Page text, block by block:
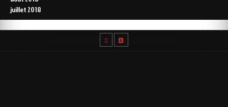
juillet 2018